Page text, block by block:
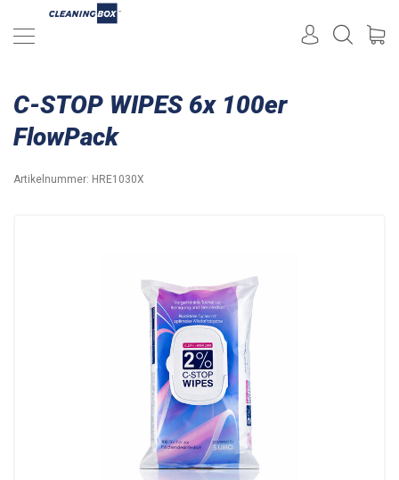
C-STOP WIPES 6x 100er
FlowPack
Artikelnummer: HRE1030X